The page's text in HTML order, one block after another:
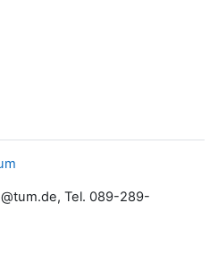
Tel. 089-289-